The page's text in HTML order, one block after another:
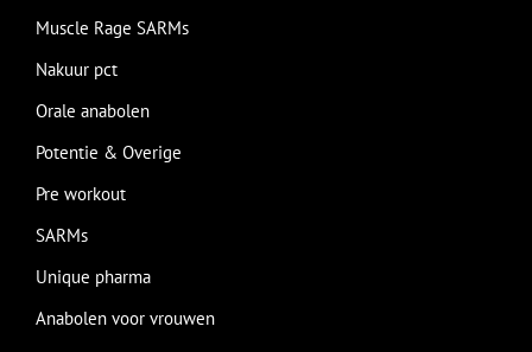
Muscle Rage SARMs
Nakuur pct
Orale anabolen
Potentie & Overige
Pre workout
SARMs
Unique pharma
Anabolen voor vrouwen